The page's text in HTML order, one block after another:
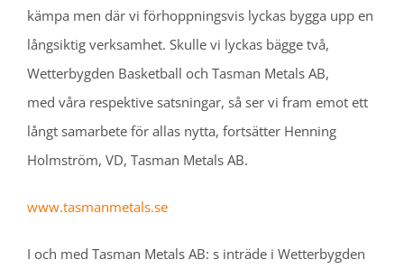
kämpa men där vi förhoppningsvis lyckas bygga upp en
långsiktig verksamhet. Skulle vi lyckas bägge två,
Wetterbygden Basketball och Tasman Metals AB,
med våra respektive satsningar, så ser vi fram emot ett
långt samarbete för allas nytta, fortsätter Henning
Holmström, VD, Tasman Metals AB.
www.tasmanmetals.se
I och med Tasman Metals AB: s inträde i Wetterbygden